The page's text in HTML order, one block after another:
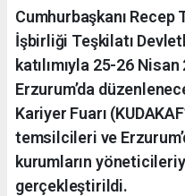
Bonus
Veren
Siteler
Cumhurbaşkanı Recep
İşbirliği Teşkilatı
katılımıyla 25-26
Erzurum’da
Kariyer Fuarı
temsilcileri ve
kurumların
gerçekleştirildi.